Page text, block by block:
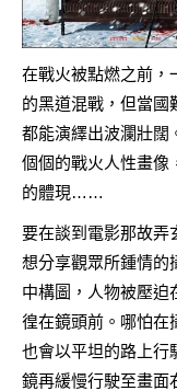
在戰火被點燃之前，
的黑道混戰，但當國
都能演繹出波瀾壯闊
個個的戰火人性畫像
的體現……
要在談到電影那故弄
想分享觀眾所鍾情的
中構圖，人物被壓迫
徨在鏡頭前。哪怕在
也會以平坦的路上行
鏡再緩慢行駛至畫面